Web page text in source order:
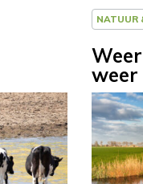
NATUUR
weer